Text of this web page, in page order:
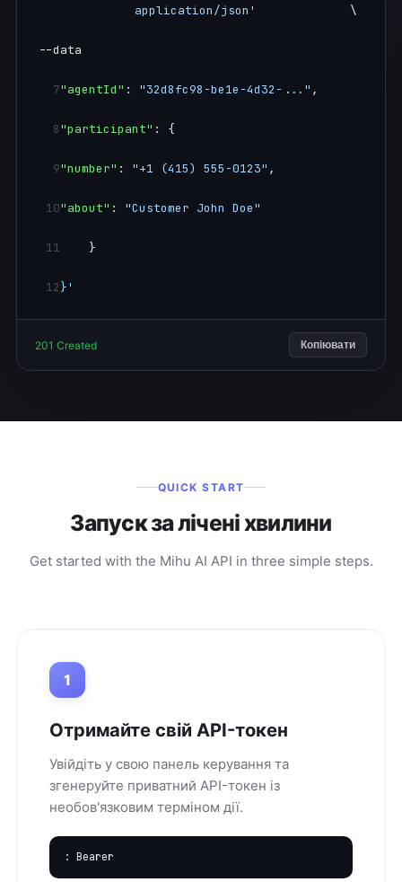
application/json'
\
--data
7"agentId" : "32d8fc98-be1e-4d32-..." ,
8"participant" : {
9"number" : "+1 (415) 555-0123" ,
10"about" : "Customer John Doe"
11
    }
12}'
201 Created Копіювати
QUICK START
Запуск за лічені хвилини
Get started with the Mihu AI API in three simple steps.
1
Отримайте свій API-токен
Увійдіть у свою панель керування та
згенеруйте приватний API-токен із
необов'язковим терміном дії.
: Bearer